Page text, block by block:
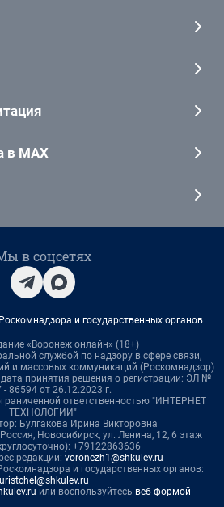
в MAX
в соцсетях
и государственных органов
«Воронеж онлайн» (18+)
службой по надзору в сфере связи,
и массовых коммуникаций (Роскомнадзор)
принятия решения о регистрации: ЭЛ №
86594 от 26.12.2023 г.
ответственностью "ИНТЕРНЕТ
ТЕХНОЛОГИИ"
Булгакова Ирина Викторовна
Новосибирск, ул. Ленина, 12, 6 этаж
+79122863636
редакции: voronezh1@shkulev.ru
и государственных органов:
или воспользуйтесь веб-формой